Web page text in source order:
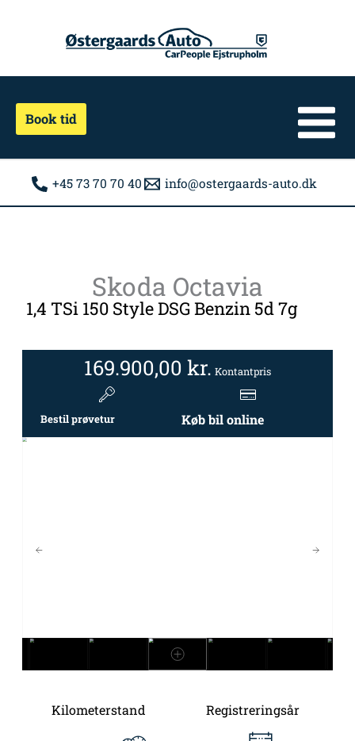
Book tid
+45 73 70 70 40 info@ostergaards-auto.dk
Skoda Octavia
1,4 TSi 150 Style DSG Benzin 5d 7g
169.900,00 kr. Kontantpris
Bestil prøvetur Køb bil online
Kilometerstand Registreringsår